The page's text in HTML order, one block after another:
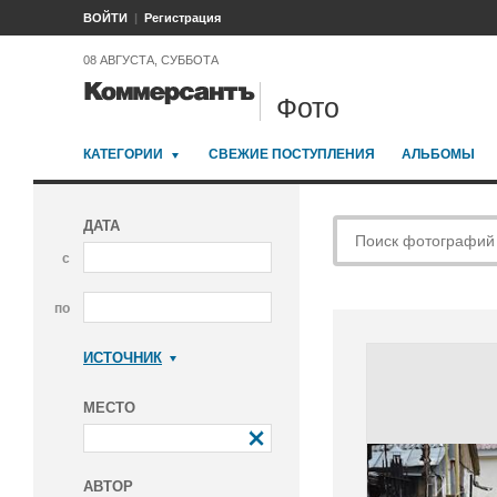
ВОЙТИ Регистрация
08 АВГУСТА, СУББОТА
Фото
КАТЕГОРИИ СВЕЖИЕ ПОСТУПЛЕНИЯ АЛЬБОМЫ
ДАТА
с
по
ИСТОЧНИК
МЕСТО
АВТОР